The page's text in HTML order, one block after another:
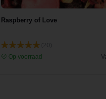
Raspberry of Love
Op voorraad